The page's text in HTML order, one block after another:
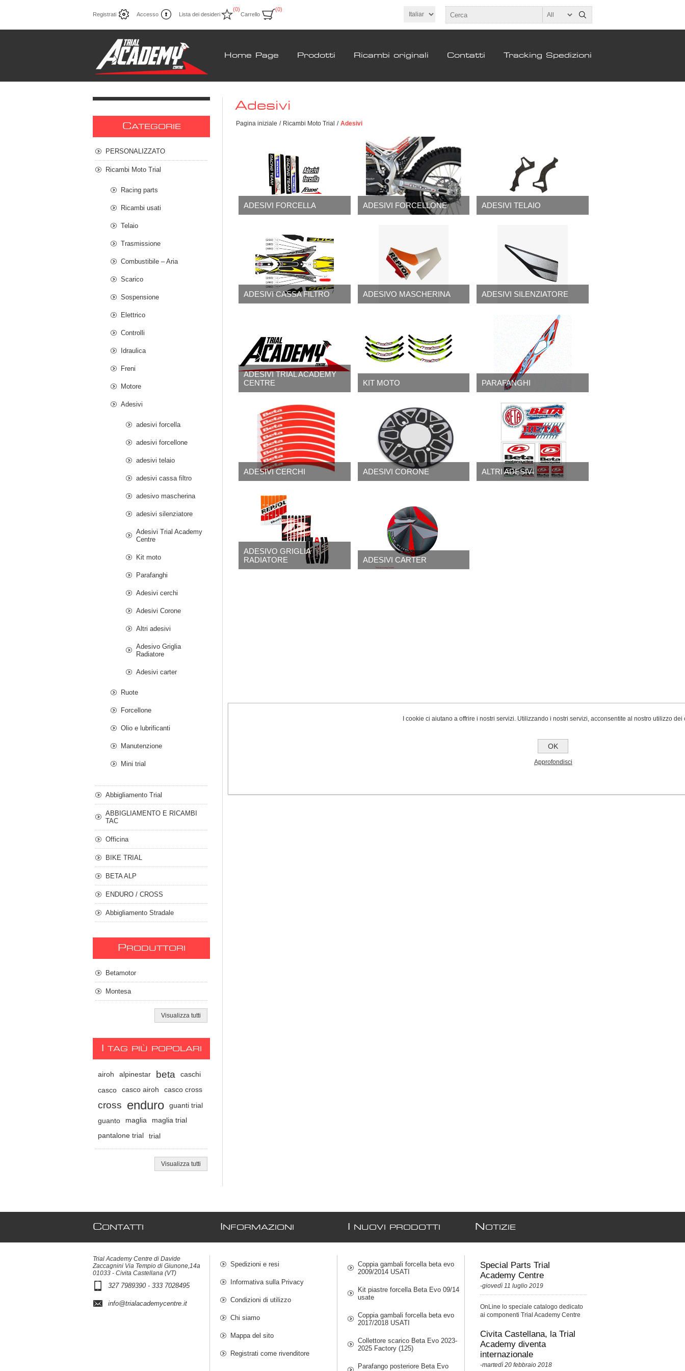
Registrati Accesso Lista dei desideri
(0)
Carrello
(0)
Home Page Prodotti Ricambi originali Contatti Tracking Spedizioni
Adesivi
Pagina iniziale / Ricambi Moto Trial / Adesivi
ADESIVI FORCELLA ADESIVI FORCELLONE ADESIVI TELAIO
ADESIVI CASSA FILTRO ADESIVO MASCHERINA ADESIVI SILENZIATORE
ADESIVI TRIAL ACADEMY
CENTRE
KIT MOTO PARAFANGHI
ADESIVI CERCHI ADESIVI CORONE ALTRI ADESIVI
ADESIVO GRIGLIA
RADIATORE
ADESIVI CARTER
CATEGORIE
PERSONALIZZATO
Ricambi Moto Trial
Racing parts
Ricambi usati
Telaio
Trasmissione
Combustibile – Aria
Scarico
Sospensione
Elettrico
Controlli
Idraulica
Freni
Motore
Adesivi
adesivi forcella
adesivi forcellone
adesivi telaio
adesivi cassa filtro
adesivo mascherina
adesivi silenziatore
Adesivi Trial Academy
Centre
Kit moto
Parafanghi
Adesivi cerchi
Adesivi Corone
Altri adesivi
Adesivo Griglia
Radiatore
Adesivi carter
Ruote
Forcellone
Olio e lubrificanti
Manutenzione
Mini trial
Abbigliamento Trial
ABBIGLIAMENTO E RICAMBI
TAC
Officina
BIKE TRIAL
BETA ALP
ENDURO / CROSS
Abbigliamento Stradale
PRODUTTORI
Betamotor
Montesa
Visualizza tutti
TAG PIÙ POPOLARI
airoh alpinestar beta caschi
casco casco airoh casco cross
cross enduro
guanti trial
guanto
maglia
maglia trial
pantalone trial
trial
Visualizza tutti
CONTATTI
Trial Academy Centre di Davide
Zaccagnini Via Tempio di Giunone,14a
01033 - Civita Castellana (VT)
327 7989390 - 333 7028495
info@trialacademycentre.it
NFORMAZIONI
Spedizioni e resi
Informativa sulla Privacy
Condizioni di utilizzo
Chi siamo
Mappa del sito
Registrati come rivenditore
NUOVI PRODOTTI
Coppia gambali forcella beta evo
2009/2014 USATI
Kit piastre forcella Beta Evo 09/14
usate
Coppia gambali forcella beta evo
2017/2018 USATI
Collettore scarico Beta Evo 2023-
2025 Factory (125)
Parafango posteriore Beta Evo
N OTIZIE
Special Parts Trial
Academy Centre
-giovedì 11 luglio 2019
OnLine lo speciale catalogo dedicato
ai componenti Trial Academy Centre
Civita Castellana, la Trial
Academy diventa
internazionale
-martedì 20 febbraio 2018
I cookie ci aiutano a offrire i nostri servizi. Utilizzando i nostri servizi, acconsentite al nostro utilizzo dei
OK
Approfondisci